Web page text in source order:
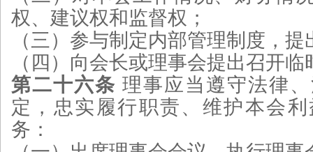
权、建议权和监督权；
（三）参与制定内部管理制度，
（四）向会长或理事会提出召开
第二十六条 理事应当遵守法律
定，忠实履行职责、维护本会
务：